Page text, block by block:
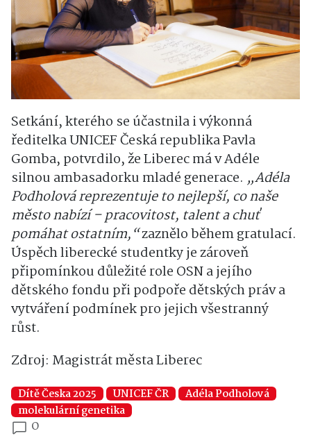
Setkání, kterého se účastnila i výkonná
ředitelka UNICEF Česká republika Pavla
Gomba, potvrdilo, že Liberec má v Adéle
silnou ambasadorku mladé generace. „Adéla
Podholová reprezentuje to nejlepší, co naše
město nabízí – pracovitost, talent a chuť
pomáhat ostatním,“zaznělo během gratulací.
Úspěch liberecké studentky je zároveň
připomínkou důležité role OSN a jejího
dětského fondu při podpoře dětských práv a
vytváření podmínek pro jejich všestranný
růst.
Zdroj: Magistrát města Liberec
Dítě Česka 2025 UNICEF ČR
Adéla Podholová
molekulární genetika
0